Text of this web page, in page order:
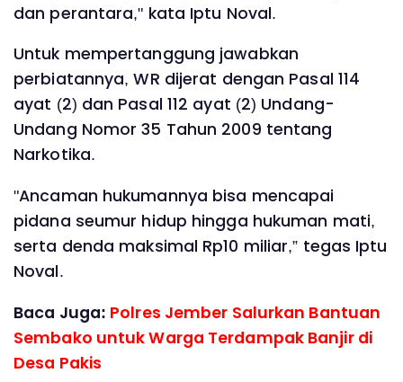
dan perantara," kata Iptu Noval.
Untuk mempertanggung jawabkan
perbiatannya, WR dijerat dengan Pasal 114
ayat (2) dan Pasal 112 ayat (2) Undang-
Undang Nomor 35 Tahun 2009 tentang
Narkotika.
"Ancaman hukumannya bisa mencapai
pidana seumur hidup hingga hukuman mati,
serta denda maksimal Rp10 miliar,” tegas Iptu
Noval.
Baca Juga: Polres Jember Salurkan Bantuan
Sembako untuk Warga Terdampak Banjir di
Desa Pakis